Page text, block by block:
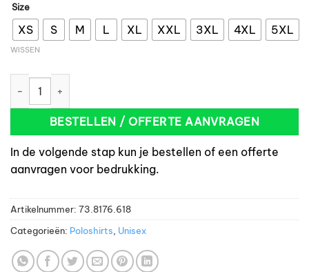
Size
XS S M L XL XXL 3XL 4XL 5XL
WISSEN
Tricorp 202003 Poloshirt Bicolor Dames zwart/rood aantal
BESTELLEN / OFFERTE AANVRAGEN
In de volgende stap kun je bestellen of een offerte
aanvragen voor bedrukking.
Artikelnummer: 73.8176.618
Categorieën: Poloshirts Unisex